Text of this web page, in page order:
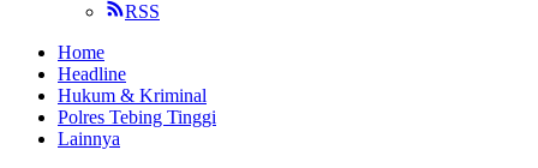
RSS
Home
Headline
Hukum & Kriminal
Polres Tebing Tinggi
Lainnya